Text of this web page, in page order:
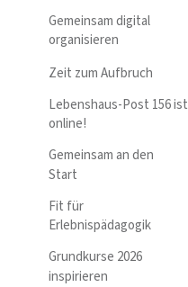
Gemeinsam digital
organisieren
Zeit zum Aufbruch
Lebenshaus-Post 156 ist
online!
Gemeinsam an den
Start
Fit für
Erlebnispädagogik
Grundkurse 2026
inspirieren